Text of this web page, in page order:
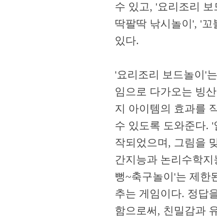
수 있고, '요리조리
딱팔딱 낚시놀이', '
있다.
'요리조리 보드놀이'
임으로 다가오는 빙
지 아이템의 효과를
수 있도록 도와준다.
작되었으며, 그림을
간지능과 논리수학
뻥~축구놀이'는 제한
추는 게임이다. 정답
함으로써, 친밀감과